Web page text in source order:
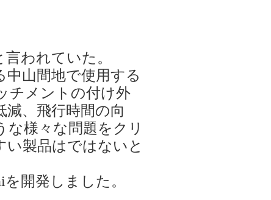
われていた。
山間地で使用する
チメントの付け外
、飛行時間の向
な様々な問題をクリ
い製品はではないと
開発しました。